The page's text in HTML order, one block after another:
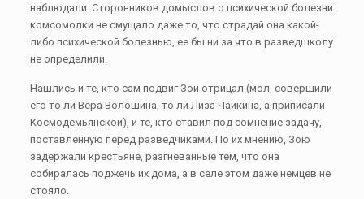
наблюдали. Сторонников домыслов о психической болезни
комсомолки не смущало даже то, что страдай она какой-
либо психической болезнью, ее бы ни за что в разведшколу
не определили.
Нашлись и те, кто сам подвиг Зои отрицал (мол, совершили
его то ли Вера Волошина, то ли Лиза Чайкина, а приписали
Космодемьянской), и те, кто ставил под сомнение задачу,
поставленную перед разведчиками. По их мнению, Зою
задержали крестьяне, разгневанные тем, что она
собиралась поджечь их дома, а в селе этом даже немцев не
стояло.